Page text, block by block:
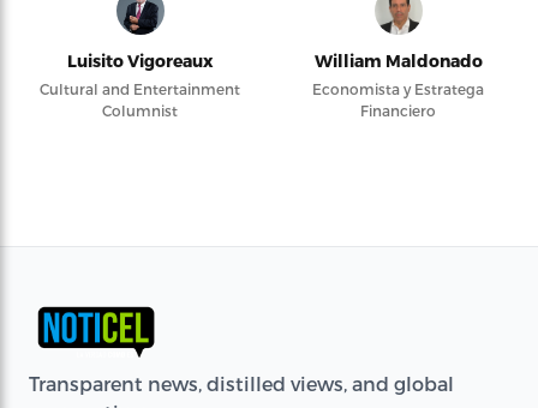
Luisito Vigoreaux
Cultural and Entertainment
Columnist
William Maldonado
Economista y Estratega
Financiero
Transparent news, distilled views, and global